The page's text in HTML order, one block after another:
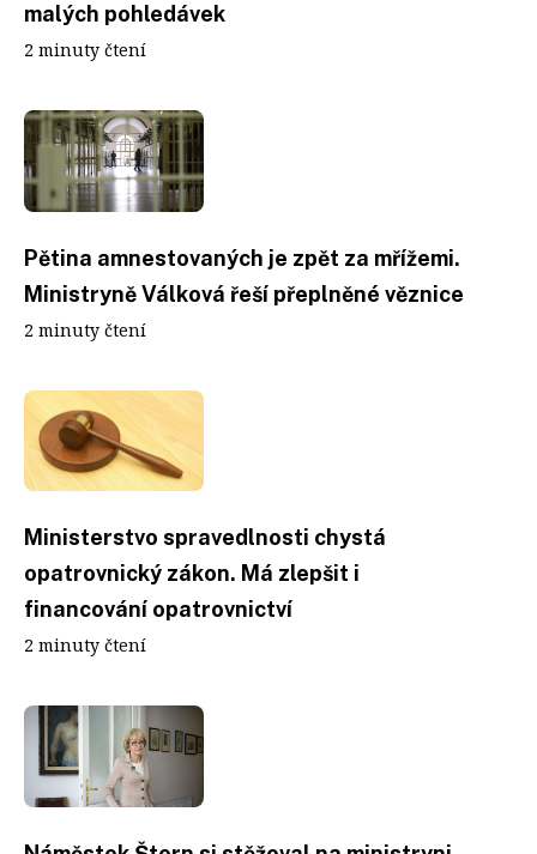
malých pohledávek
2 minuty čtení
Pětina amnestovaných je zpět za mřížemi.
Ministryně Válková řeší přeplněné věznice
2 minuty čtení
Ministerstvo spravedlnosti chystá
opatrovnický zákon. Má zlepšit i
financování opatrovnictví
2 minuty čtení